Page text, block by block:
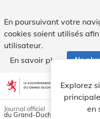
En poursuivant votre
cookies soient utilisés
utilisateur.
En savoir plus
Ne
Aller au contenu Explorez
en
Journal officiel
du Grand-Duché de Luxembourg